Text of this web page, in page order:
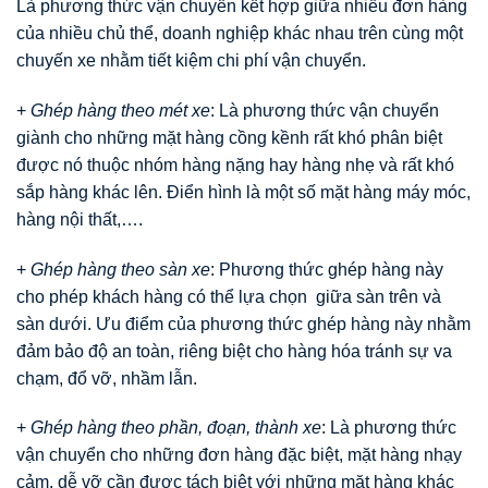
Là phương thức vận chuyển kết hợp giữa nhiều đơn hàng
của nhiều chủ thể, doanh nghiệp khác nhau trên cùng một
chuyến xe nhằm tiết kiệm chi phí vận chuyển.
+ Ghép hàng theo mét xe: Là phương thức vận chuyển
giành cho những mặt hàng cồng kềnh rất khó phân biệt
được nó thuộc nhóm hàng nặng hay hàng nhẹ và rất khó
sắp hàng khác lên. Điển hình là một số mặt hàng máy móc,
hàng nội thất,….
+ Ghép hàng theo sàn xe: Phương thức ghép hàng này
cho phép khách hàng có thể lựa chọn giữa sàn trên và
sàn dưới. Ưu điểm của phương thức ghép hàng này nhằm
đảm bảo độ an toàn, riêng biệt cho hàng hóa tránh sự va
chạm, đổ vỡ, nhầm lẫn.
+ Ghép hàng theo phần, đoạn, thành xe: Là phương thức
vận chuyển cho những đơn hàng đặc biệt, mặt hàng nhạy
cảm, dễ vỡ cần được tách biệt với những mặt hàng khác